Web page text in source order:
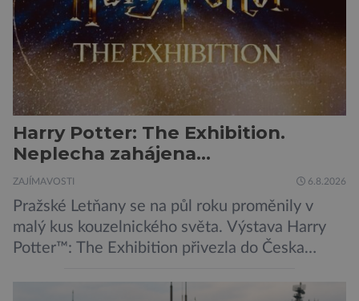
Harry Potter: The Exhibition.
Neplecha zahájena…
ZAJÍMAVOSTI 6.8.2026
Pražské Letňany se na půl roku proměnily v
malý kus kouzelnického světa. Výstava Harry
Potter™: The Exhibition přivezla do Česka
Bradavice, Hagridovu chýši i učebny, ve